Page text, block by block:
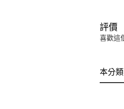
評價
喜歡這
本分